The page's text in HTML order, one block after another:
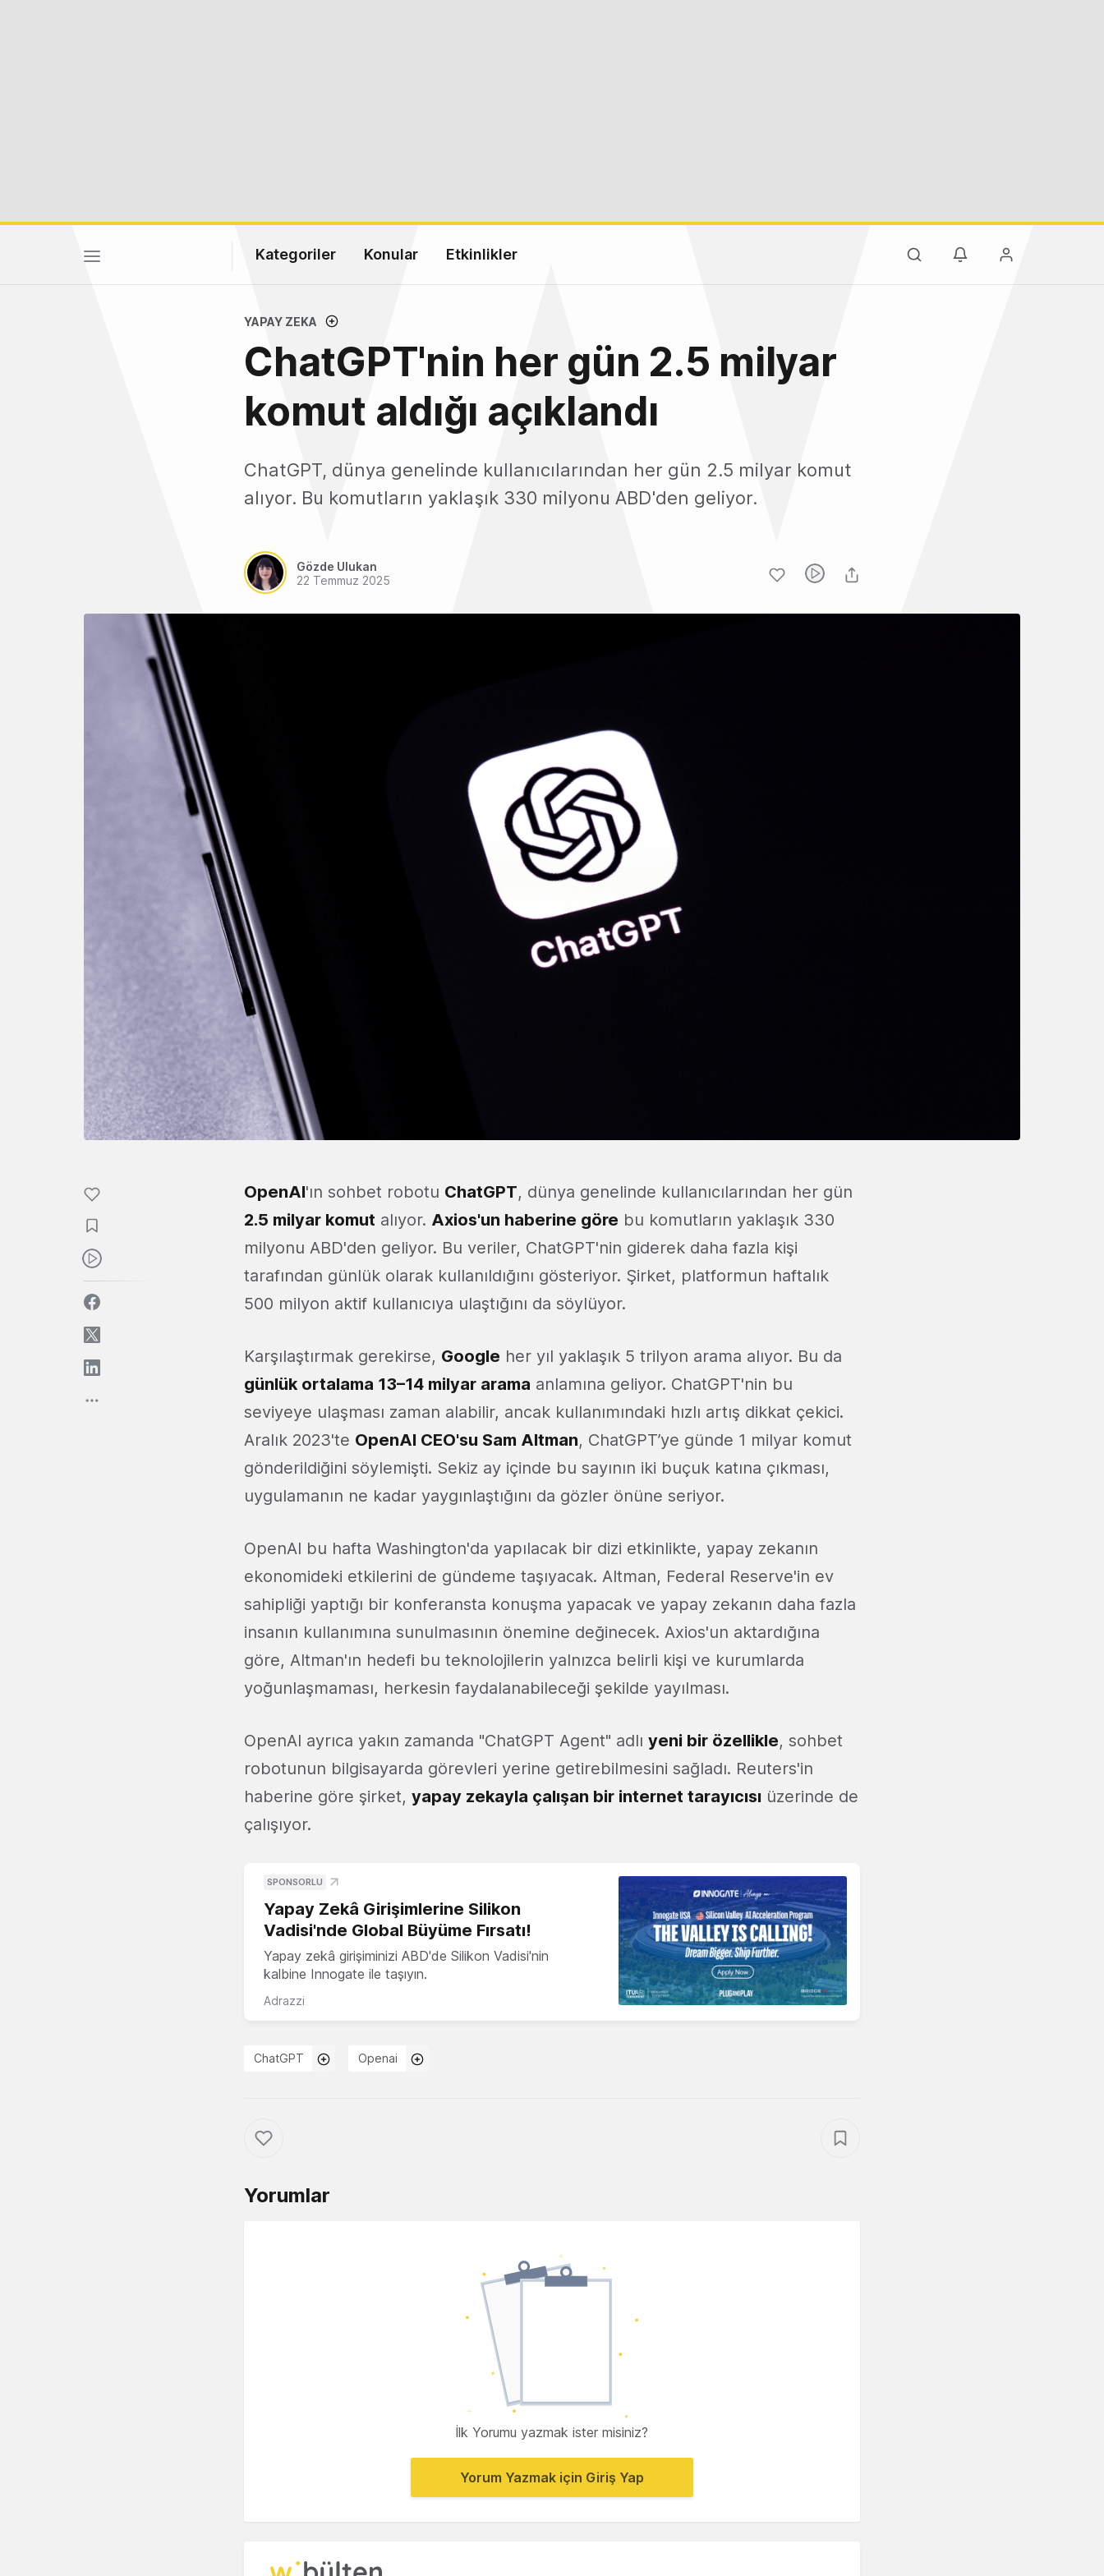
Kategoriler Konular Etkinlikler
YAPAY ZEKA
ChatGPT'nin her gün 2.5 milyar
komut aldığı açıklandı
ChatGPT, dünya genelinde kullanıcılarından her gün 2.5 milyar komut
alıyor. Bu komutların yaklaşık 330 milyonu ABD'den geliyor.
Gözde Ulukan
22 Temmuz 2025
OpenAI'ın sohbet robotu ChatGPT, dünya genelinde kullanıcılarından her gün
2.5 milyar komut alıyor. Axios'un haberine göre bu komutların yaklaşık 330
milyonu ABD'den geliyor. Bu veriler, ChatGPT'nin giderek daha fazla kişi
tarafından günlük olarak kullanıldığını gösteriyor. Şirket, platformun haftalık
500 milyon aktif kullanıcıya ulaştığını da söylüyor.
Karşılaştırmak gerekirse, Google her yıl yaklaşık 5 trilyon arama alıyor. Bu da
günlük ortalama 13–14 milyar arama anlamına geliyor. ChatGPT'nin bu
seviyeye ulaşması zaman alabilir, ancak kullanımındaki hızlı artış dikkat çekici.
Aralık 2023'te OpenAI CEO'su Sam Altman, ChatGPT’ye günde 1 milyar komut
gönderildiğini söylemişti. Sekiz ay içinde bu sayının iki buçuk katına çıkması,
uygulamanın ne kadar yaygınlaştığını da gözler önüne seriyor.
OpenAI bu hafta Washington'da yapılacak bir dizi etkinlikte, yapay zekanın
ekonomideki etkilerini de gündeme taşıyacak. Altman, Federal Reserve'in ev
sahipliği yaptığı bir konferansta konuşma yapacak ve yapay zekanın daha fazla
insanın kullanımına sunulmasının önemine değinecek. Axios'un aktardığına
göre, Altman'ın hedefi bu teknolojilerin yalnızca belirli kişi ve kurumlarda
yoğunlaşmaması, herkesin faydalanabileceği şekilde yayılması.
OpenAI ayrıca yakın zamanda "ChatGPT Agent" adlı yeni bir özellikle, sohbet
robotunun bilgisayarda görevleri yerine getirebilmesini sağladı. Reuters'in
haberine göre şirket, yapay zekayla çalışan bir internet tarayıcısı üzerinde de
çalışıyor.
SPONSORLU
Yapay Zekâ Girişimlerine Silikon
Vadisi'nde Global Büyüme Fırsatı!
Yapay zekâ girişiminizi ABD'de Silikon Vadisi'nin
kalbine Innogate ile taşıyın.
Adrazzi
ChatGPT Openai
Yorumlar
İlk Yorumu yazmak ister misiniz?
Yorum Yazmak için Giriş Yap